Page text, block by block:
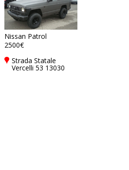
Nissan Patrol
2500€
Strada Statale
Vercelli 53 13030